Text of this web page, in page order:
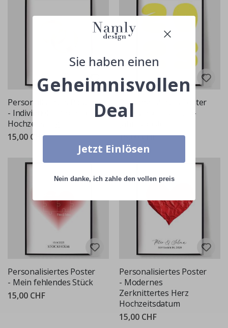
Personalisiertes Poster
- Individueller Goldener
Hochzeitsring
15,00 CHF
Personalisiertes Poster
- Individuelles Retro-
15,00 CHF
Personalisiertes Poster
- Mein fehlendes Stück
15,00 CHF
Personalisiertes Poster
- Modernes
Zerknittertes Herz
Hochzeitsdatum
15,00 CHF
Sie haben einen
Geheimnisvollen
Deal
Jetzt Einlösen
Nein danke, ich zahle den vollen preis